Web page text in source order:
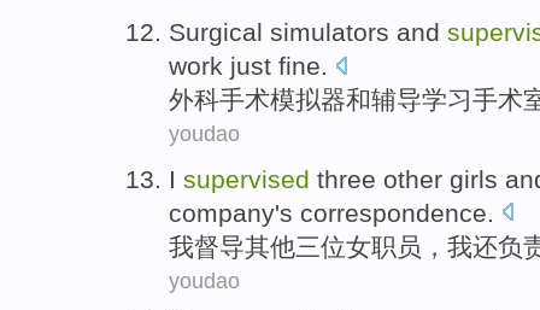
Surgical simulators and
work just fine.
外科手术模拟器和辅导学习手术
youdao
I supervised three other girls
company's correspondence
我督导其他三位女职员 ，我还负
youdao